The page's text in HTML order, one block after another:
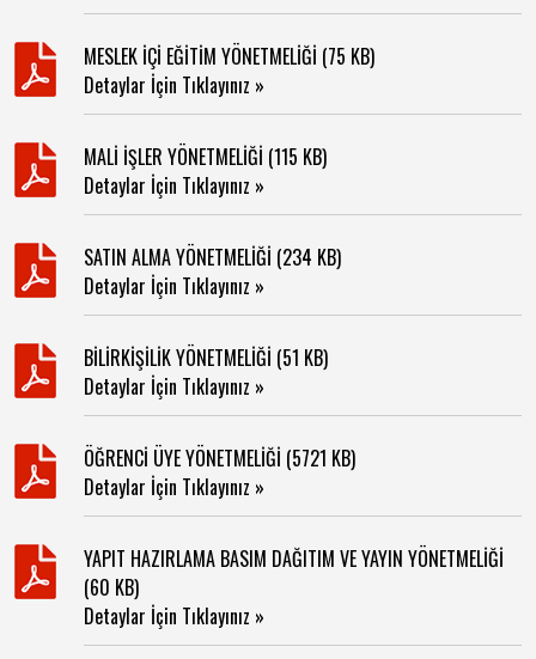
MESLEK İÇİ EĞİTİM YÖNETMELİĞİ (75 KB)
Detaylar İçin Tıklayınız »
MALİ İŞLER YÖNETMELİĞİ (115 KB)
Detaylar İçin Tıklayınız »
SATIN ALMA YÖNETMELİĞİ (234 KB)
Detaylar İçin Tıklayınız »
BİLİRKİŞİLİK YÖNETMELİĞİ (51 KB)
Detaylar İçin Tıklayınız »
ÖĞRENCİ ÜYE YÖNETMELİĞİ (5721 KB)
Detaylar İçin Tıklayınız »
YAPIT HAZIRLAMA BASIM DAĞITIM VE YAYIN YÖNETMELİĞİ
(60 KB)
Detaylar İçin Tıklayınız »